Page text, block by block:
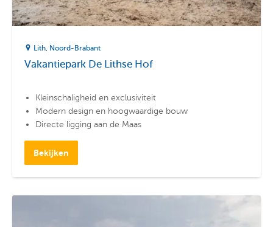
Lith Noord-Brabant
Vakantiepark De Lithse Hof
Kleinschaligheid en exclusiviteit
Modern design en hoogwaardige bouw
Directe ligging aan de Maas
Bekijken